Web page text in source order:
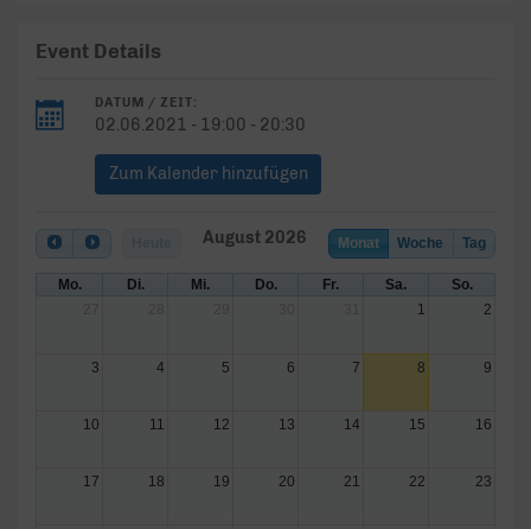
Event Details
DATUM / ZEIT:
02.06.2021 - 19:00 - 20:30
Zum Kalender hinzufügen
Monat Woche Tag
August 2026
Mo. Di. Mi. Do. Fr. Sa.
So.
1 2
3 4 5 6 7 8 9
10 11 12 13 14 15 16
17 18 19 20 21 22 23